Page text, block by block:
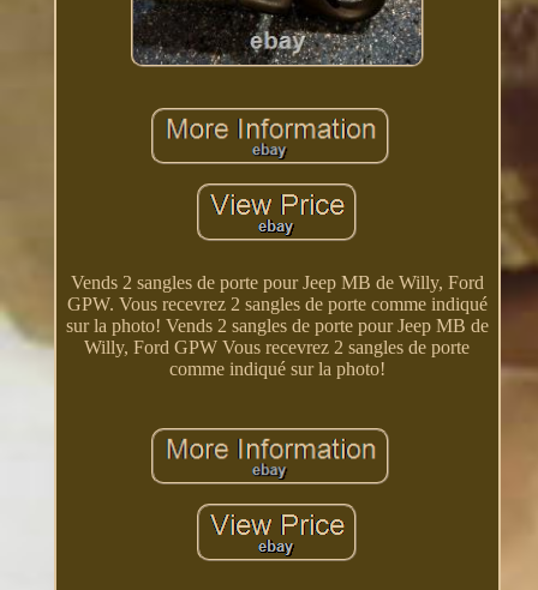
Vends 2 sangles de porte pour Jeep MB de Willy, Ford
GPW. Vous recevrez 2 sangles de porte comme indiqué
sur la photo! Vends 2 sangles de porte pour Jeep MB de
Willy, Ford GPW Vous recevrez 2 sangles de porte
comme indiqué sur la photo!